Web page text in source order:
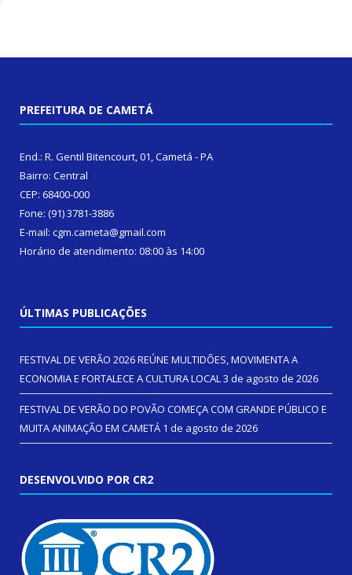
PREFEITURA DE CAMETÁ
End.: R. Gentil Bitencourt, 01, Cametá - PA
Bairro: Central
CEP: 68400-000
Fone: (91) 3781-3886
E-mail: cgm.cameta@gmail.com
Horário de atendimento: 08:00 às 14:00
ÚLTIMAS PUBLICAÇÕES
FESTIVAL DE VERÃO 2026 REÚNE MULTIDÕES, MOVIMENTA A
ECONOMIA E FORTALECE A CULTURA LOCAL3 de agosto de 2026
FESTIVAL DE VERÃO DO POVÃO COMEÇA COM GRANDE PÚBLICO E
MUITA ANIMAÇÃO EM CAMETÁ 1 de agosto de 2026
DESENVOLVIDO POR CR2